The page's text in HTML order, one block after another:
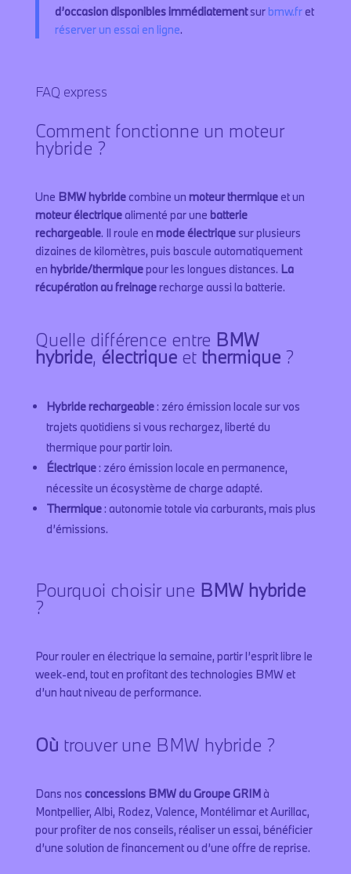
d’occasion disponibles immédiatementsur bmw.fret
réserver un essai en ligne.
FAQ express
Comment fonctionne un moteur
hybride ?
Une BMW hybridecombine un moteur thermiqueet un
moteur électriquealimenté par une batterie
rechargeable. Il roule en mode électriquesur plusieurs
dizaines de kilomètres, puis bascule automatiquement
en hybride/thermiquepour les longues distances. La
récupération au freinagerecharge aussi la batterie.
Quelle différence entre BMW
hybride, électriqueet thermique?
Hybride rechargeable: zéro émission locale sur vos
trajets quotidiens si vous rechargez, liberté du
thermique pour partir loin.
Électrique: zéro émission locale en permanence,
nécessite un écosystème de charge adapté.
Thermique: autonomie totale via carburants, mais plus
d’émissions.
Pourquoi choisir une BMW hybride
?
Pour rouler en électrique la semaine, partir l’esprit libre le
week-end, tout en profitant des technologies BMW et
d’un haut niveau de performance.
Où trouver une BMW hybride ?
Dans nos concessions BMW du Groupe GRIMà
Montpellier, Albi, Rodez, Valence, Montélimar et Aurillac,
pour profiter de nos conseils, réaliser un essai, bénéficier
d’une solution de financement ou d’une offre de reprise.